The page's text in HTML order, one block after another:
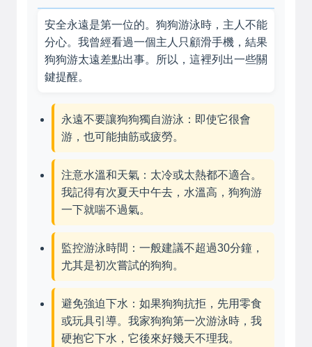
安全永遠是第一位的。狗狗游泳時，主人不能
分心。我曾經看過一個主人只顧滑手機，結果
狗狗游太遠差點出事。所以，這裡列出一些關
鍵提醒。
永遠不要讓狗狗獨自游泳：即使它很會
游，也可能抽筋或疲勞。
注意水溫和天氣：太冷或太熱都不適合。
我記得有次夏天中午去，水溫高，狗狗游
一下就喘不過氣。
監控游泳時間：一般建議不超過30分鐘，
尤其是初次嘗試的狗狗。
避免強迫下水：如果狗狗抗拒，先用零食
或玩具引導。我家狗狗第一次游泳時，我
硬抱它下水，它後來好幾天不理我。